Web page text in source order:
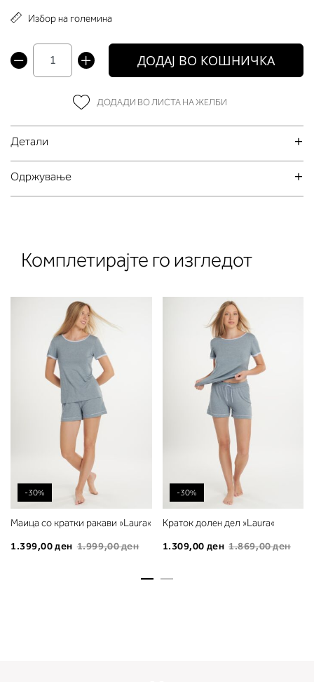
Избор на големина
ДОДАЈ ВО КОШНИЧКА
ДОДАДИ ВО ЛИСТА НА ЖЕЛБИ
Детали
Oдржување
Комплетирајте го изгледот
-30%
Маица со кратки ракави »Laura«
1.399,00 ден 1.999,00 ден
-30%
Краток долен дел »Laura«
1.309,00 ден 1.869,00 ден